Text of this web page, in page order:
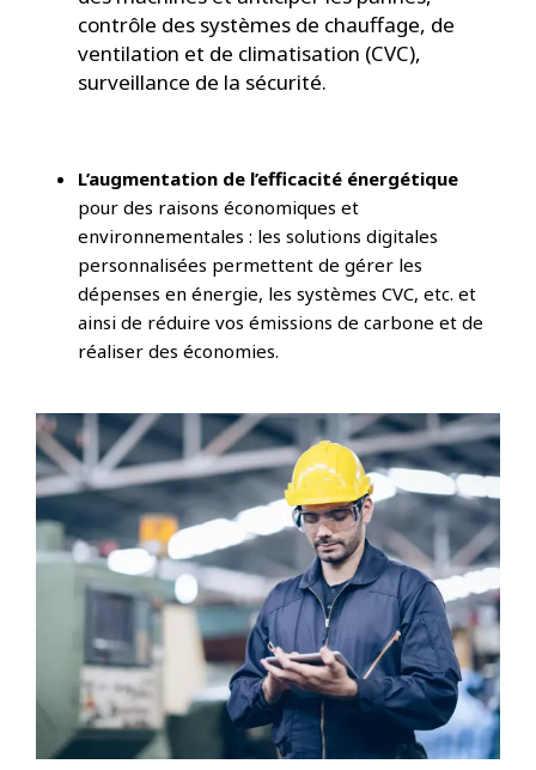
contrôle des systèmes de chauffage, de
ventilation et de climatisation (CVC),
surveillance de la sécurité.
L’augmentation de l’efficacité énergétique
pour des raisons économiques et
environnementales : les solutions digitales
personnalisées permettent de gérer les
dépenses en énergie, les systèmes CVC, etc. et
ainsi de réduire vos émissions de carbone et de
réaliser des économies.